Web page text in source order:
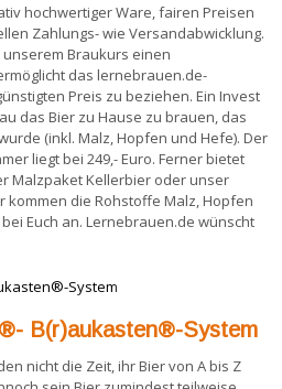
hochwertiger Ware, fairen Preisen
Zahlungs- wie Versandabwicklung.
Braukurs einen
das lernebrauen.de-
Preis zu beziehen. Ein Invest
das Bier zu Hause zu brauen, das
(inkl. Malz, Hopfen und Hefe). Der
liegt bei 249,- Euro. Ferner bietet
Malzpaket Kellerbier oder unser
kommen die Rohstoffe Malz, Hopfen
Euch an. Lernebrauen.de wünscht
B(r)aukasten®-System
nicht die Zeit, ihr Bier von A bis Z